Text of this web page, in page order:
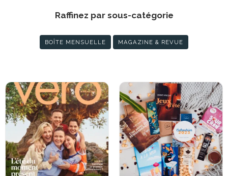
Raffinez par sous-catégorie
BOÎTE MENSUELLE MAGAZINE & REVUE